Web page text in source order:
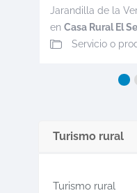
Jarandilla de la
en Casa Rural El
Servicio o
Turismo rural
Turismo rural